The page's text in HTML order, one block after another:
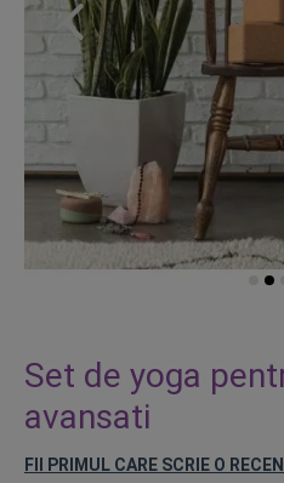
to
the
beginning
the
Set de yoga
avansati
FII PRIMUL CARE SCRIE O